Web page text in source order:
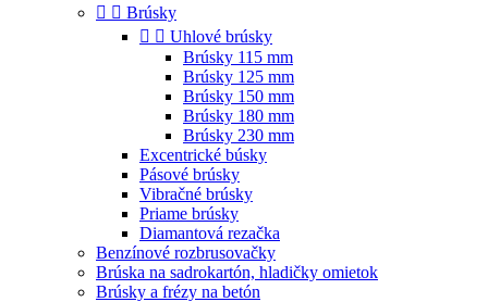
  Brúsky
  Uhlové brúsky
Brúsky 115 mm
Brúsky 125 mm
Brúsky 150 mm
Brúsky 180 mm
Brúsky 230 mm
Excentrické búsky
Pásové brúsky
Vibračné brúsky
Priame brúsky
Diamantová rezačka
Benzínové rozbrusovačky
Brúska na sadrokartón, hladičky omietok
Brúsky a frézy na betón